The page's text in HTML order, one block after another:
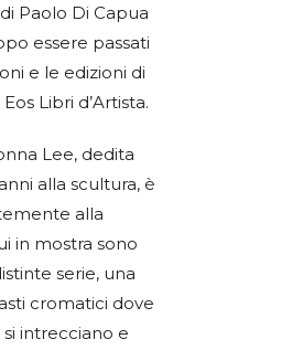
Paolo Di Capua
essere passati
e le edizioni di
Libri d’Artista.
Lee, dedita
alla scultura, è
alla
in mostra sono
serie, una
cromatici dove
intrecciano e